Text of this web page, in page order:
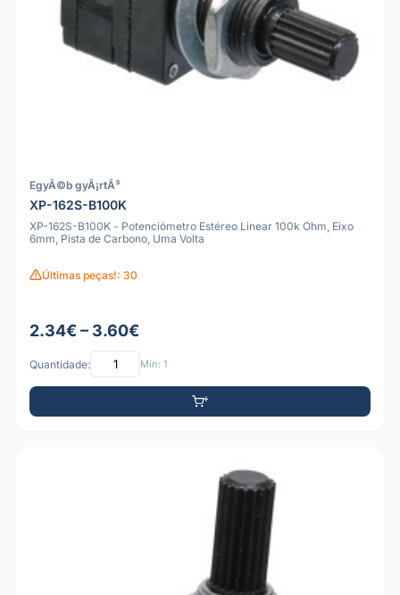
EgyÃ©b gyÃ¡rtÃ³
XP-162S-B100K
XP-162S-B100K - Potenciómetro Estéreo Linear 100k Ohm, Eixo
6mm, Pista de Carbono, Uma Volta
Últimas peças!: 30
2.34€ – 3.60€
Quantidade: Mín: 1